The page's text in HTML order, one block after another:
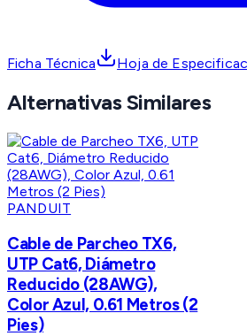
Ficha Técnica Hoja de
Alternativas Similares
PANDUIT
Cable de Parcheo TX6,
UTP Cat6, Diámetro
Reducido (28AWG),
Color Azul, 0.61 Metros (2
Pies)